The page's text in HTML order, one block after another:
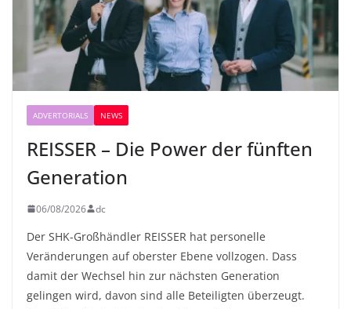
ADVERTORIALS NEWS
REISSER – Die Power der fünften
Generation
06/08/2026 dc
Der SHK-Großhändler REISSER hat personelle
Veränderungen auf oberster Ebene vollzogen. Dass
damit der Wechsel hin zur nächsten Generation
gelingen wird, davon sind alle Beteiligten überzeugt.